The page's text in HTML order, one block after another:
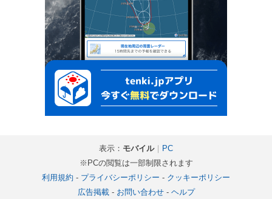
表示： モバイル｜ PC
※PCの閲覧は一部制限されます
利用規約 - プライバシーポリシー - クッキーポリシー
広告掲載- お問い合わせ- ヘルプ